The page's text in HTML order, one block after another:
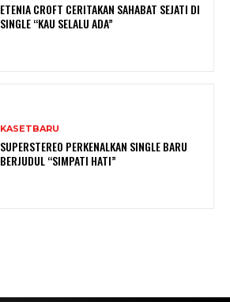
ETENIA CROFT CERITAKAN SAHABAT SEJATI DI
SINGLE “KAU SELALU ADA”
KASETBARU
SUPERSTEREO PERKENALKAN SINGLE BARU
BERJUDUL “SIMPATI HATI”